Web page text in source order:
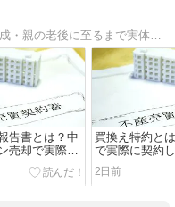
告書とは？中
売却で実際に
買換え特約と
で実際に契約
売主側につい
を振り返る
2日前